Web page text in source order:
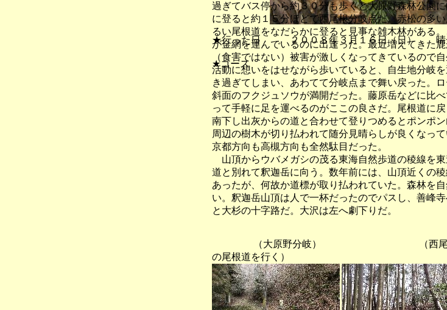
★行った日 ２００８年３月１６日（日）
★コース
過ぎてバス停から約３０分も歩くと大原野森林公園
に登ると約１５分ほどで西尾根分岐点だ。赤松の多
るい尾根道をなだらかに登ると見事な雑木林がある
が金網を運んでいるのに出逢った。最近増えてきた
（食害ではない）被害が激しくなってきているので
活動に想いをはせながら歩いていると、自生地分岐
き過ぎてしまい、あわてて分岐点まで舞い戻った。
斜面のフクジュソウが満開だった。藤原岳などに比
って手軽に足を運べるのがここの良さだ。尾根道に
南下し出灰からの道と合わせて登りつめるとポンポ
周辺の樹木が切り払われて随分見晴らしが良くなっ
京都方向も高槻方向も全然駄目だった。
山頂からウバメガシの茂る東海自然歩道の稜線を
道と別れて釈迦岳に向う。数年前には、山頂近くの
あったが、何故か道標が取り払われていた。森林を
い。釈迦岳山頂は人で一杯だったのでパスし、善峰
と大杉の十字路だ。大沢は左へ劇下りだ。
（大原野分岐） （西尾根
の尾根道を行く）